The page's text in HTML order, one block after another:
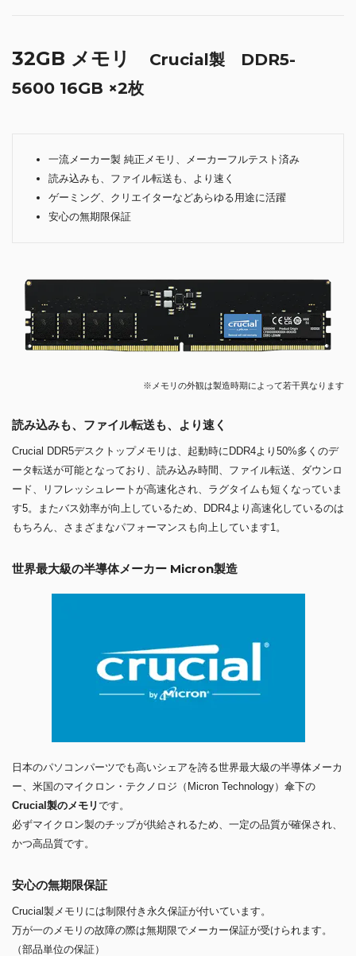
32GB メモリ
Crucial製 DDR5-
5600 16GB ×2枚
一流メーカー製 純正メモリ、メーカーフルテスト済み
読み込みも、ファイル転送も、より速く
ゲーミング、クリエイターなどあらゆる用途に活躍
安心の無期限保証
※メモリの外観は製造時期によって若干異なります
読み込みも、ファイル転送も、より速く
Crucial DDR5デスクトップメモリは、起動時にDDR4より50%多くのデ
ータ転送が可能となっており、読み込み時間、ファイル転送、ダウンロ
ード、リフレッシュレートが高速化され、ラグタイムも短くなっていま
す5。またバス効率が向上しているため、DDR4より高速化しているのは
もちろん、さまざまなパフォーマンスも向上しています1。
世界最大級の半導体メーカー Micron製造
日本のパソコンパーツでも高いシェアを誇る世界最大級の半導体メーカ
ー、米国のマイクロン・テクノロジ（Micron Technology）傘下の
Crucial製のメモリです。
必ずマイクロン製のチップが供給されるため、一定の品質が確保され、
かつ高品質です。
安心の無期限保証
Crucial製メモリには制限付き永久保証が付いています。
万が一のメモリの故障の際は無期限でメーカー保証が受けられます。
（部品単位の保証）